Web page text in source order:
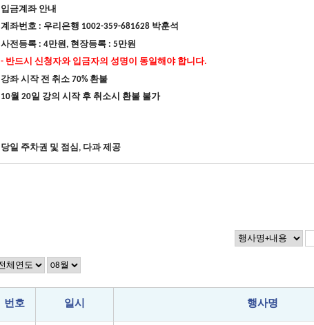
입금계좌 안내
계좌번호 : 우리은행 1002-359-681628 박훈석
사전등록 : 4만원, 현장등록 : 5만원
- 반드시 신청자와 입금자의 성명이 동일해야 합니다.
강좌 시작 전 취소 70% 환불
10월 20일 강의 시작 후 취소시 환불 불가
당일 주차권 및 점심 , 다과 제공
번호 일시 행사명